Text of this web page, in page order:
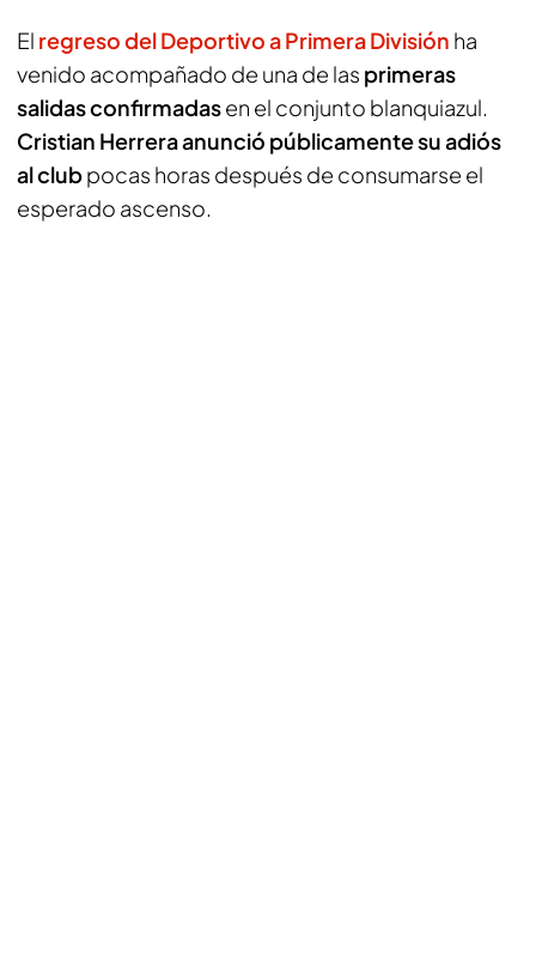
El regreso del Deportivo a Primera División ha
venido acompañado de una de las primeras
salidas confirmadasen el conjunto blanquiazul.
Cristian Herrera anunció públicamente su adiós
al clubpocas horas después de consumarse el
esperado ascenso.